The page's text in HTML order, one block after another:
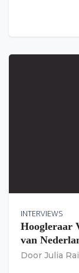
INTERVIEWS
Hoogleraar
van
Door Julia